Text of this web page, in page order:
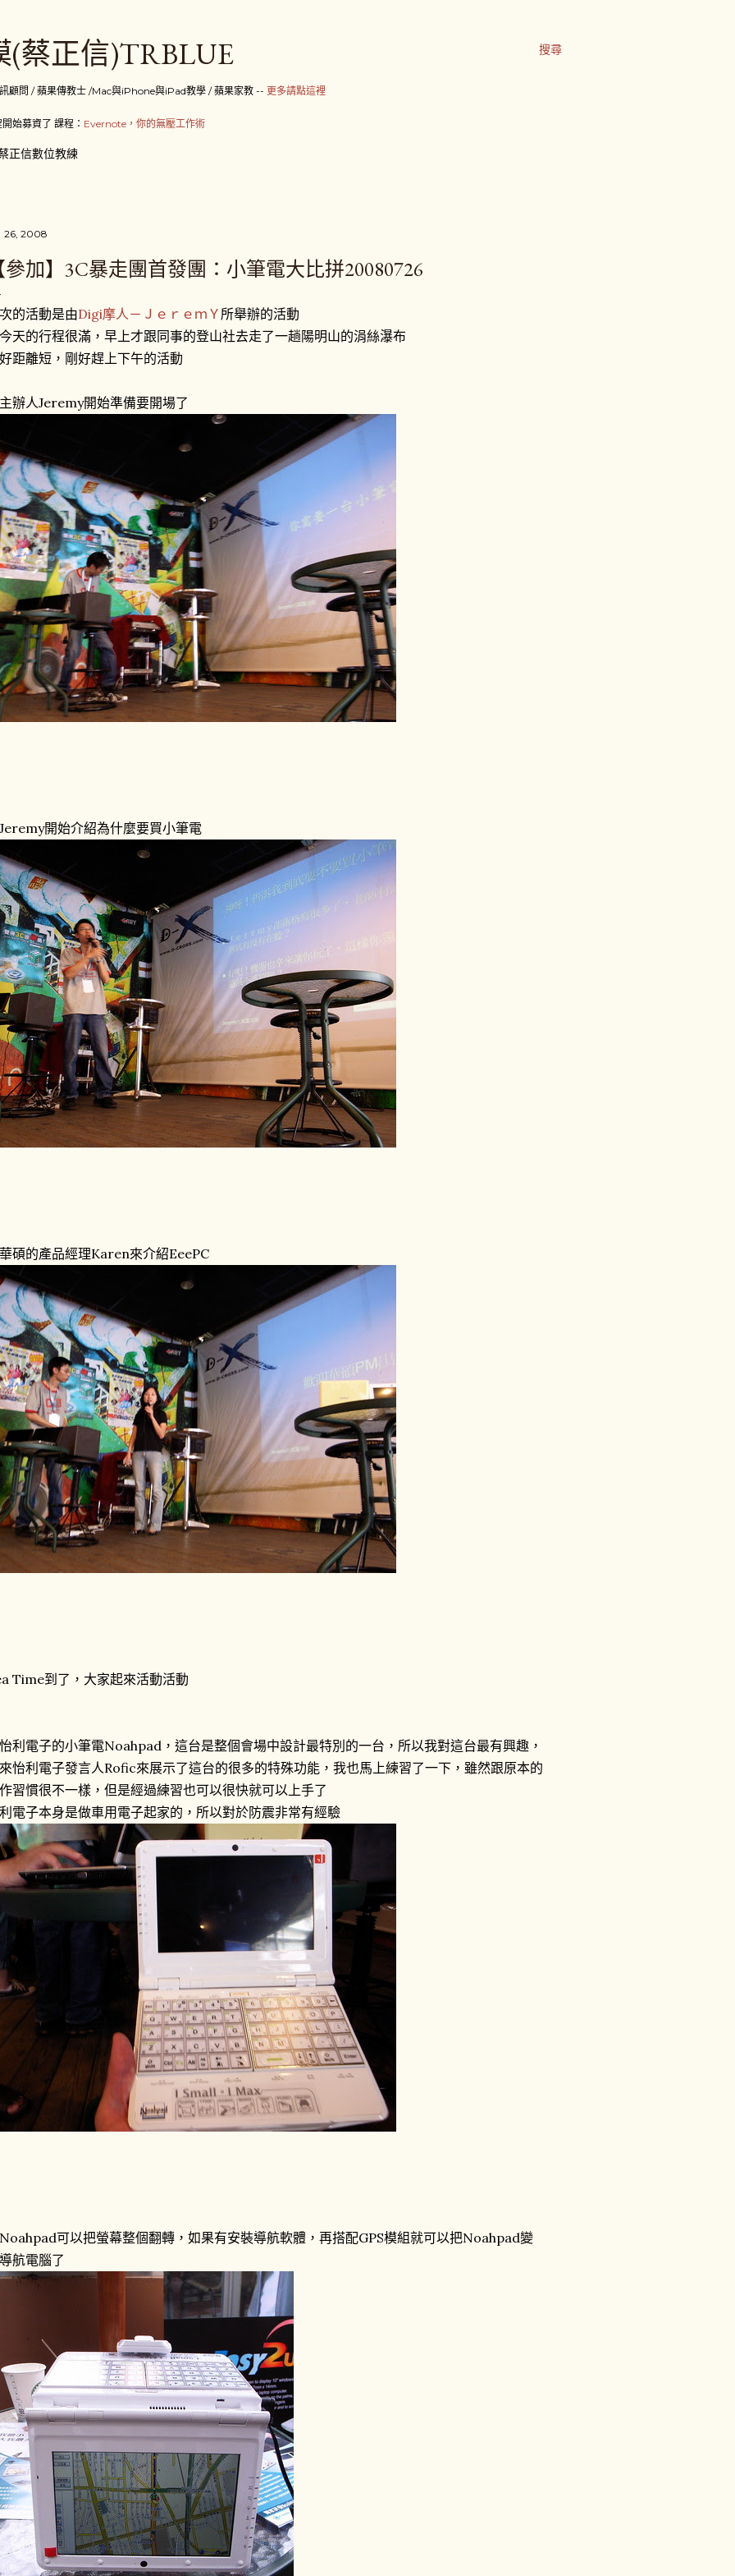
搜尋
(蔡正信)TRBLUE
顧問 / 蘋果傳教士 /Mac與iPhone與iPad教學 / 蘋果家教 -- 更多請點這裡
始募資了 課程： Evernote，你的無壓工作術
正信數位教練
26, 2008
參加】3C暴走團首發團：小筆電大比拼20080726
的活動是由Digi摩人－ＪｅｒｅｍＹ 所舉辦的活動
天的行程很滿，早上才跟同事的登山社去走了一趟陽明山的涓絲瀑布
距離短，剛好趕上下午的活動
辦人Jeremy開始準備要開場了
開始介紹為什麼要買小筆電
碩的產品經理Karen來介紹EeePC
Time到了，大家起來活動活動
利電子的小筆電Noahpad，這台是整個會場中設計最特別的一台，所以我對這台最有興趣，
怡利電子發言人Rofic來展示了這台的很多的特殊功能，我也馬上練習了一下，雖然跟原本的
習慣很不一樣，但是經過練習也可以很快就可以上手了
電子本身是做車用電子起家的，所以對於防震非常有經驗
可以把螢幕整個翻轉，如果有安裝導航軟體，再搭配GPS模組就可以把Noahpad變
航電腦了